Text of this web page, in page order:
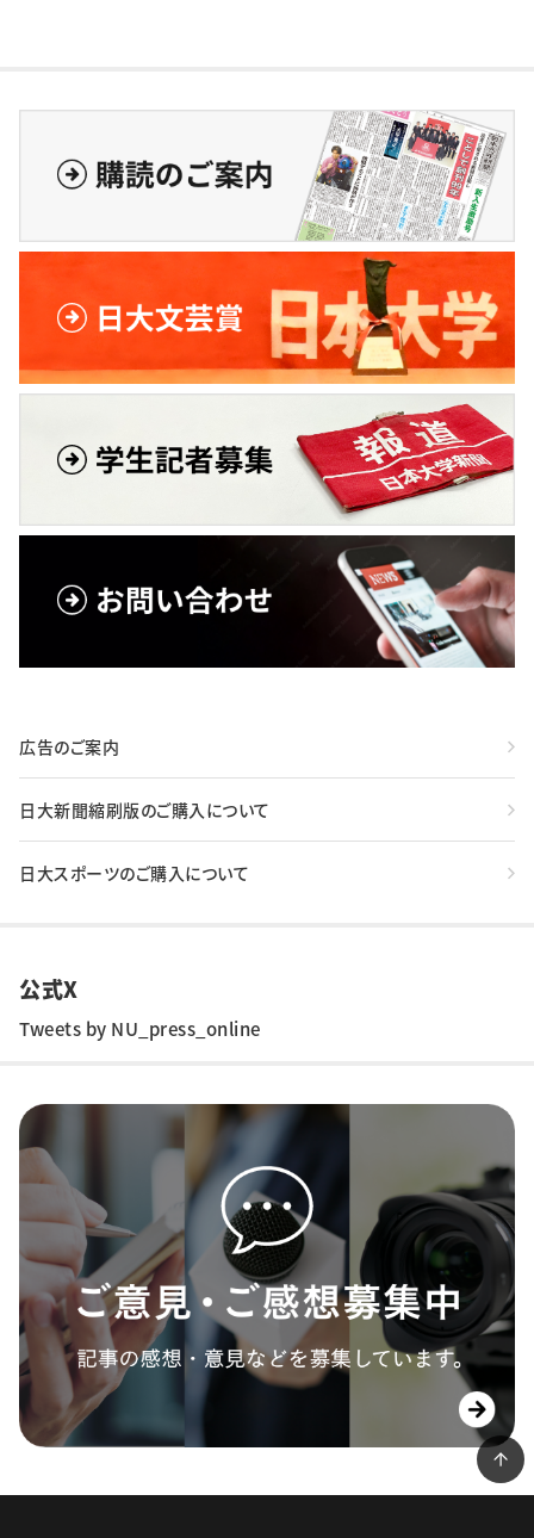
広告のご案内
日大新聞縮刷版のご購入について
日大スポーツのご購入について
公式X
Tweets by NU_press_online